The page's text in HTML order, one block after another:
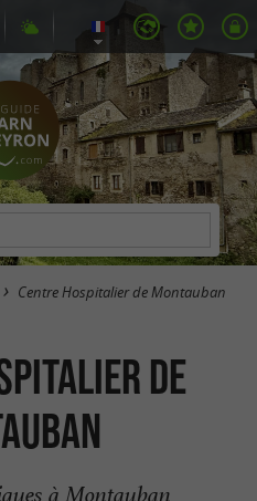
Centre Hospitalier de Montauban
de
à Montauban